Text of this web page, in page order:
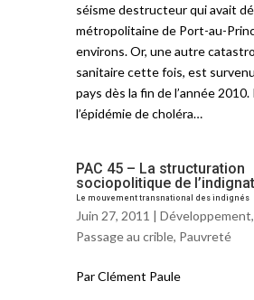
séisme destructeur qui avait
métropolitaine de Port-au-
environs. Or, une autre
sanitaire cette fois, est
pays dès la fin de l’année 2010.
l’épidémie de choléra…
PAC 45 – La structuration
sociopolitique de
Le mouvement transnational des indignés
Juin 27, 2011 | Développement,
Passage au crible, Pauvreté
Par Clément Paule